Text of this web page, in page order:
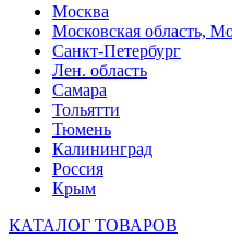
Москва
Московская область,
Санкт-Петербург
Лен. область
Самара
Тольятти
Тюмень
Калининград
Россия
Крым
КАТАЛОГ ТОВАРОВ